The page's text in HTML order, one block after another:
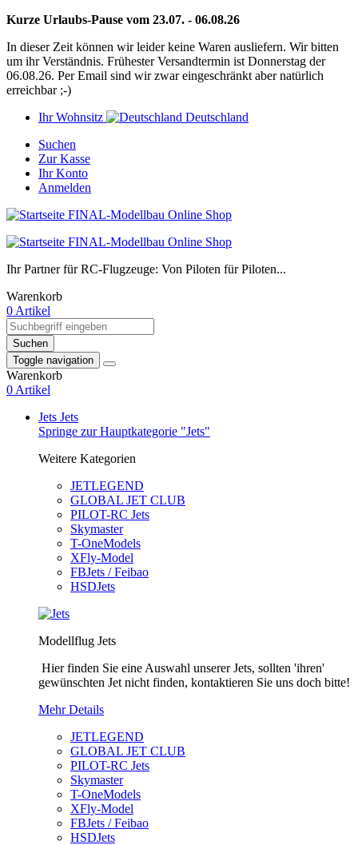
Kurze Urlaubs-Pause vom 23.07. - 06.08.26
In dieser Zeit können wir leider keine Waren ausliefern. Wir bitten
um ihr Verständnis. Frühester Versandtermin ist Donnerstag der
06.08.26. Per Email sind wir zwar eingeschränkt aber natürlich
erreichbar ;-)
Ihr Wohnsitz
Deutschland
Suchen
Zur Kasse
Ihr Konto
Anmelden
Ihr Partner für RC-Flugzeuge: Von Piloten für Piloten...
Warenkorb
0 Artikel
Suchen
Toggle navigation
Warenkorb
0 Artikel
Jets Jets
Springe zur Hauptkategorie "Jets"
Weitere Kategorien
JETLEGEND
GLOBAL JET CLUB
PILOT-RC Jets
Skymaster
T-OneModels
XFly-Model
FBJets / Feibao
HSDJets
Modellflug Jets
Hier finden Sie eine Auswahl unserer Jets, sollten 'ihren'
gewünschten Jet nicht finden, kontaktieren Sie uns doch bitte!
Mehr Details
JETLEGEND
GLOBAL JET CLUB
PILOT-RC Jets
Skymaster
T-OneModels
XFly-Model
FBJets / Feibao
HSDJets